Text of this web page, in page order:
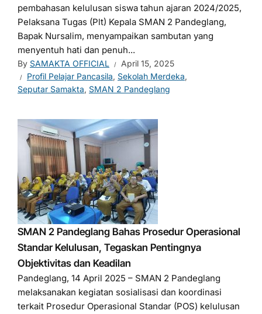
pembahasan kelulusan siswa tahun ajaran 2024/2025,
Pelaksana Tugas (Plt) Kepala SMAN 2 Pandeglang,
Bapak Nursalim, menyampaikan sambutan yang
menyentuh hati dan penuh...
By SAMAKTA OFFICIAL
April 15, 2025
Profil Pelajar Pancasila, Sekolah Merdeka,
Seputar Samakta, SMAN 2 Pandeglang
SMAN 2 Pandeglang Bahas Prosedur Operasional
Standar Kelulusan, Tegaskan Pentingnya
Objektivitas dan Keadilan
Pandeglang, 14 April 2025 – SMAN 2 Pandeglang
melaksanakan kegiatan sosialisasi dan koordinasi
terkait Prosedur Operasional Standar (POS) kelulusan